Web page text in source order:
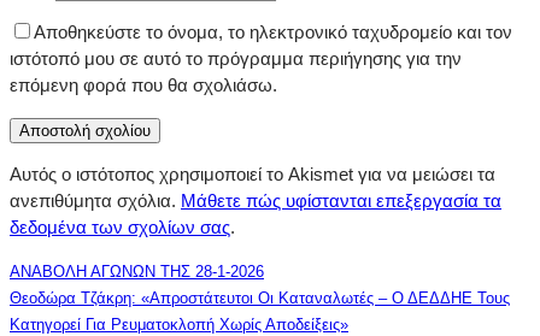
Αποθηκεύστε το όνομα, το ηλεκτρονικό ταχυδρομείο και τον
ιστότοπό μου σε αυτό το πρόγραμμα περιήγησης για την
επόμενη φορά που θα σχολιάσω.
Αυτός ο ιστότοπος χρησιμοποιεί το Akismet για να μειώσει τα
ανεπιθύμητα σχόλια. Μάθετε πώς υφίστανται επεξεργασία τα
δεδομένα των σχολίων σας.
ΑΝΑΒΟΛΗ ΑΓΩΝΩΝ ΤΗΣ 28-1-2026
Θεοδώρα Τζάκρη: «Απροστάτευτοι Οι Καταναλωτές – Ο ΔΕΔΔΗΕ Τους
Κατηγορεί Για Ρευματοκλοπή Χωρίς Αποδείξεις»